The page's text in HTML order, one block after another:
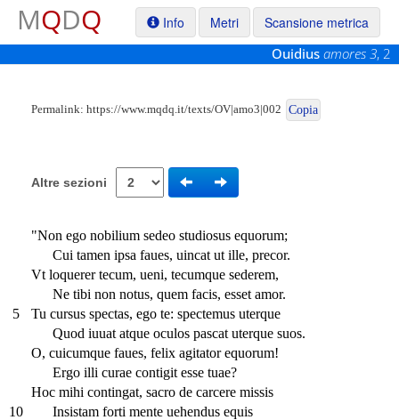
MQDQ Info Metri
Scansione metrica
Ouidius amores 3, 2
Permalink: https://www.mqdq.it/texts/OV|amo3|002 Copia
Altre sezioni
"Non ego nobilium sedeo studiosus equorum;
Cui tamen ipsa faues, uincat ut ille, precor.
Vt loquerer tecum, ueni, tecumque sederem,
Ne tibi non notus, quem facis, esset amor.
5
Tu cursus spectas, ego te: spectemus uterque
Quod iuuat atque oculos pascat uterque suos.
O, cuicumque faues, felix agitator equorum!
Ergo illi curae contigit esse tuae?
Hoc mihi contingat, sacro de carcere missis
10
Insistam forti mente uehendus equis